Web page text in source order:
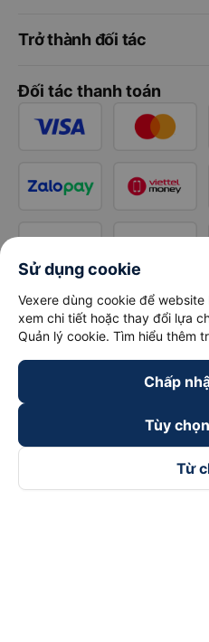
Trở thành đối tác
Đối tác thanh toán
Sử dụng cookie
Vexere dùng cookie để
xem chi tiết hoặc thay đổi lựa
Quản lý cookie. Tìm hiểu thêm
Chấp
Tùy
Từ